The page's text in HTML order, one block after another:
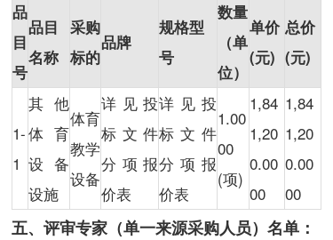
品
目
号
品目
名称
采购
标的
品牌
规格型
号
数量
（单
位）
单价
(元)
总价
(元)
1-
1
其他
体育
设备
设施
体育
教学
设备
详见投
标文件
分项报
价表
详见投
标文件
分项报
价表
1.00
00
(项)
1,84
1,20
0.00
00
1,84
1,20
0.00
00
五、评审专家（单一来源采购人员）名单：